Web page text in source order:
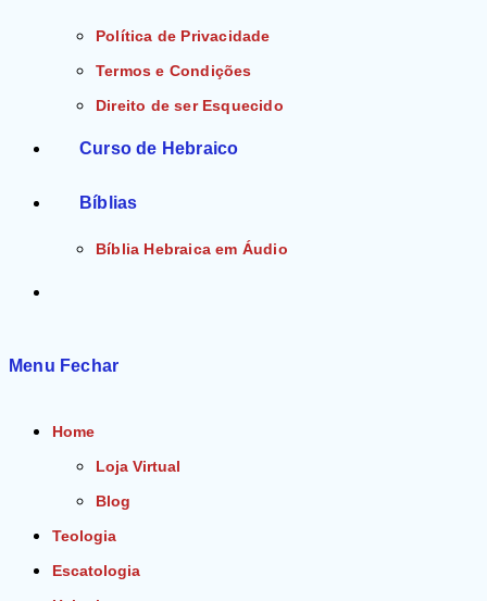
Política de Privacidade
Termos e Condições
Direito de ser Esquecido
Curso de Hebraico
Bíblias
Bíblia Hebraica em Áudio
Menu Fechar
Home
Loja Virtual
Blog
Teologia
Escatologia